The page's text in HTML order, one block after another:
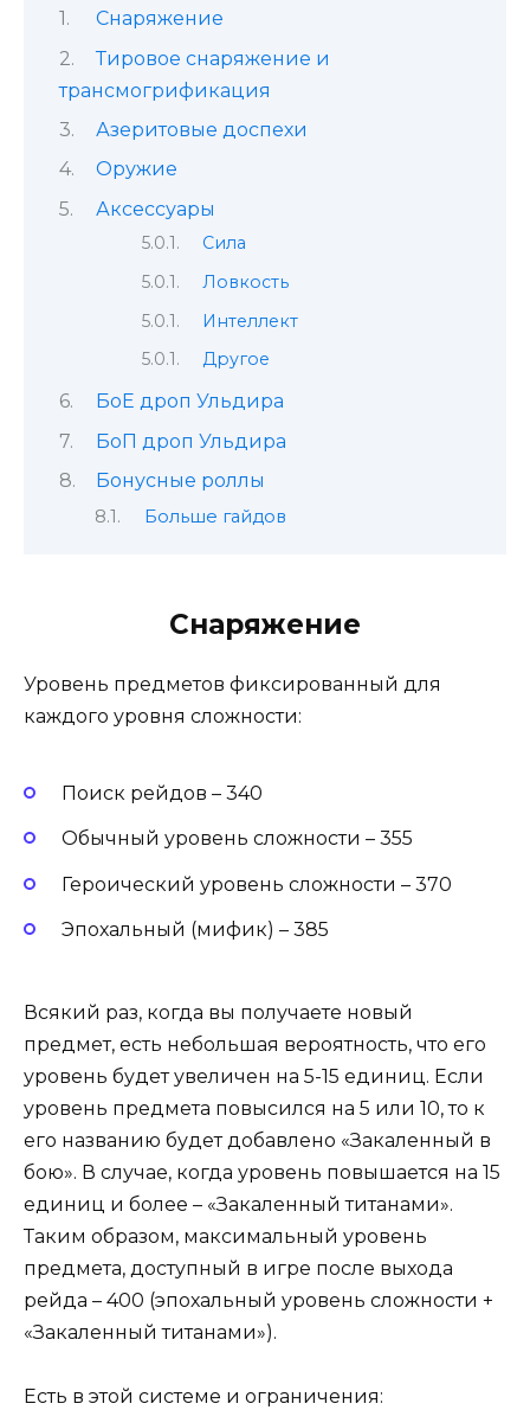
Снаряжение
Тировое снаряжение и
трансмогрификация
Азеритовые доспехи
Оружие
Аксессуары
Сила
Ловкость
Интеллект
Другое
БоЕ дроп Ульдира
БоП дроп Ульдира
Бонусные роллы
Больше гайдов
Снаряжение
Уровень предметов фиксированный для
каждого уровня сложности:
Поиск рейдов – 340
Обычный уровень сложности – 355
Героический уровень сложности – 370
Эпохальный (мифик) – 385
Всякий раз, когда вы получаете новый
предмет, есть небольшая вероятность, что его
уровень будет увеличен на 5-15 единиц. Если
уровень предмета повысился на 5 или 10, то к
его названию будет добавлено «Закаленный в
бою». В случае, когда уровень повышается на 15
единиц и более – «Закаленный титанами».
Таким образом, максимальный уровень
предмета, доступный в игре после выхода
рейда – 400 (эпохальный уровень сложности +
«Закаленный титанами»).
Есть в этой системе и ограничения: